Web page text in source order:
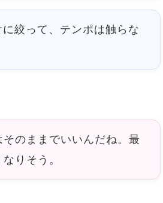
絞って、テンポは触らな
のままでいいんだね。最
りそう。